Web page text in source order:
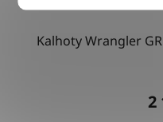
Kalhoty Wrangler
2